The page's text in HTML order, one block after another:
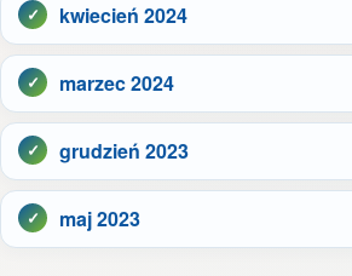
kwiecień 2024
marzec 2024
grudzień 2023
maj 2023